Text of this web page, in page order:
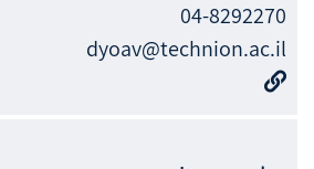
04-8292270
dyoav@technion.ac.il